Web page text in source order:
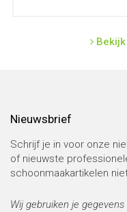
Nieuwsbrief
Schrijf je in voor onze
of nieuwste
schoonmaakartikelen
Wij gebruiken je